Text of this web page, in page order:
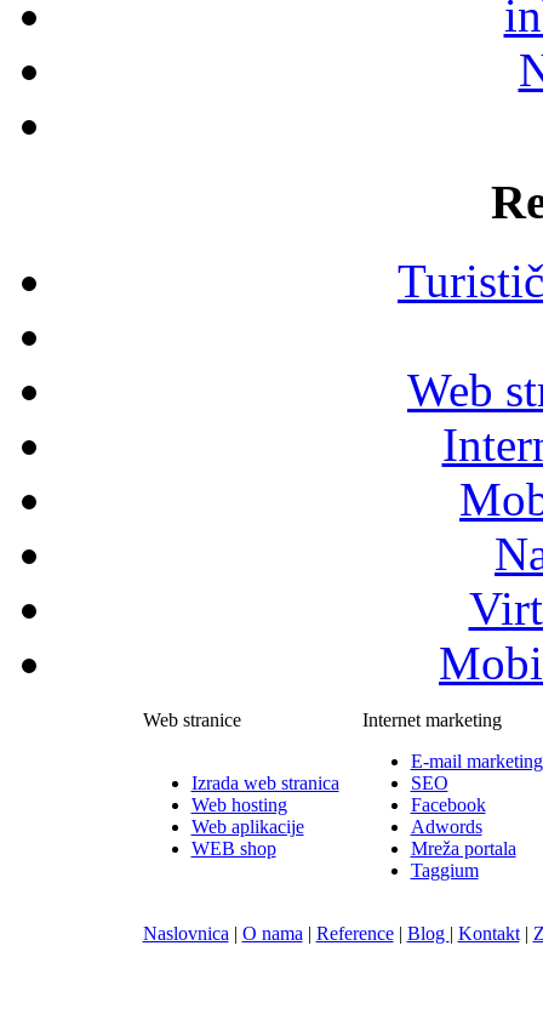
Web
Web stranice Internet marketing
Izrada web stranica
Web hosting
Web aplikacije
WEB shop
E-mail marketing
SEO
Facebook
Adwords
Mreža portala
Taggium
Naslovnica | O nama | Reference| Blog | Kontakt|